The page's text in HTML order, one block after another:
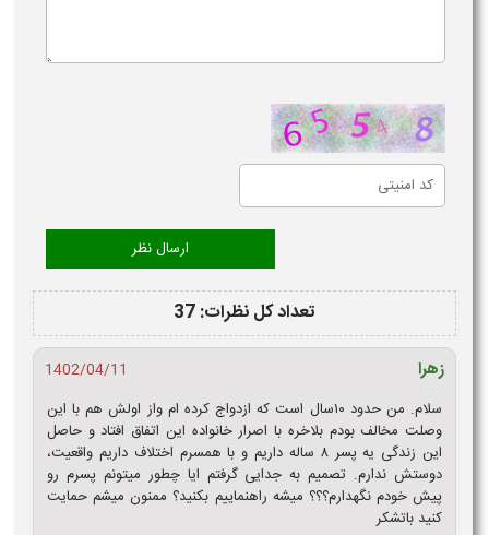
تعداد کل نظرات: 37
زهرا
1402/04/11
سلام. من حدود ۱۰سال است که ازدواج کرده ام واز اولش هم با این
وصلت مخالف بودم بلاخره با اصرار خانواده این اتفاق افتاد و حاصل
این زندگی یه پسر ۸ ساله داریم و با همسرم اختلاف داریم واقعیت،
دوستش ندارم. تصمیم به جدایی گرفتم ایا چطور میتونم پسرم رو
پیش خودم نگهدارم؟؟؟ میشه راهنماییم بکنید؟ ممنون میشم حمایت
کنید باتشکر